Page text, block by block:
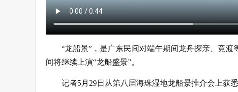
“龙船景”，是广东民间对端午期间龙舟探亲、竞
间将继续上演“龙船盛景”。
记者5月29日从第八届海珠湿地龙船景推介会上获